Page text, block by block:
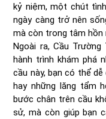
kỷ niệm, một chút
ngày càng trở nên
mà còn trong tâm hồn
Ngoài ra, Cầu
hành trình khám phá
cầu này, bạn có thể
hay những lăng tẩm
bước chân trên cầu
sử, mà còn giúp bạn